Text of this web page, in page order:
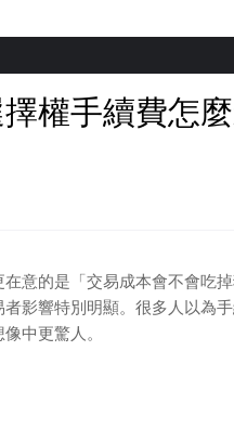
權手續費怎
意的是「交易成本會不會吃
影響特別明顯。很多人以為
中更驚人。